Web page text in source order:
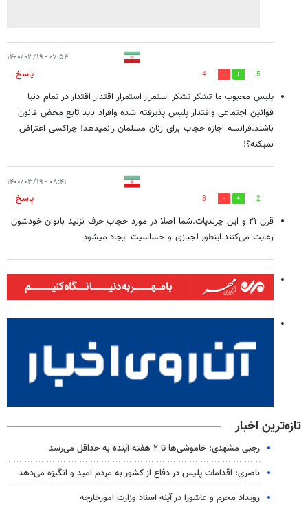
۰۷:۵۴ - ۱۴۰۰/۰۳/۱۹
5
4
پاسخ
پلیس محبوب ما تشکر تشکر استمرار استمرار اقتدار اقتدار در تمام دنیا
قوانین اجتماعی واقتدار پلیس پذیرفته شده وافراد باید تابع محض قانون
باشند.فرانسه اجازه حجاب برای زنان مسلمان رانمیدهد! چراکسی اعتراض
نمیکنه؟!
۰۸:۴۱ - ۱۴۰۰/۰۳/۱۹
2
8
پاسخ
قرن ۲۱ و این چرندیات.شما اصلا در مورد حجاب حرف نزنید بانوان خودشون
رعایت می‌کنند.اینطور لجبازی و حساسیت ایجاد میشود
تازه‌ترین اخبار
رجبی مشهدی: خاموشی‌ها تا ۲ هفته آینده به حداقل می‌رسد
ناصری: اقدامات پلیس در دفاع از کشور به مردم امید و انگیزه می‌دهد
رویداد محرم و عاشورا در آینه اسناد وزارت امورخارجه